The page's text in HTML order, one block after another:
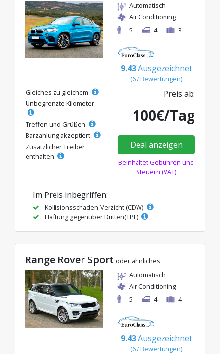
Automatisch
Air Conditioning
5
4 3
9.43 Ausgezeichnet
(67 Bewertungen)
Gleiches zu gleichem
Unbegrenzte Kilometer
Treffen und Grüßen
Barzahlung akzeptiert
Zusätzlicher Treiber
enthalten
Preis ab:
100€/Tag
Deal anzeigen
Beinhaltet Gebühren und
Steuern (VAT)
Im Preis inbegriffen:
Kollisionsschaden-Verzicht (CDW)
Haftung gegenüber Dritten(TPL)
Range Rover Sport oder ähnliches
Automatisch
Air Conditioning
5
4 4
9.43 Ausgezeichnet
(67 Bewertungen)